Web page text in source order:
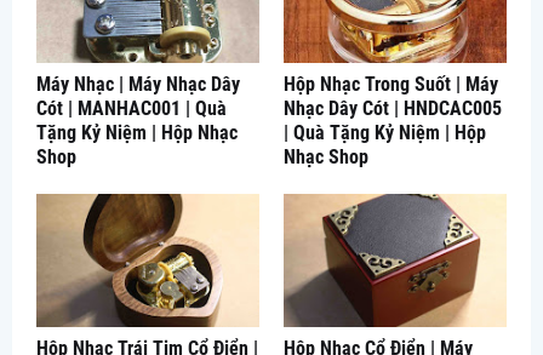
Máy Nhạc | Máy Nhạc Dây
Cót | MANHAC001 | Quà
Tặng Kỷ Niệm | Hộp Nhạc
Shop
Hộp Nhạc Trong Suốt | Máy
Nhạc Dây Cót | HNDCAC005
| Quà Tặng Kỷ Niệm | Hộp
Nhạc Shop
Hộp Nhạc Trái Tim Cổ Điển |
Hộp Nhạc Cổ Điển | Máy